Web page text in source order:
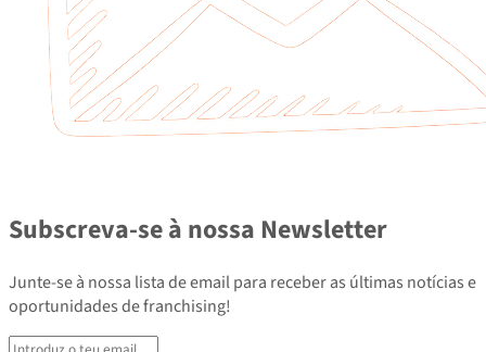
Subscreva-se à nossa Newsletter
Junte-se à nossa lista de email para receber as últimas notícias e
oportunidades de franchising!